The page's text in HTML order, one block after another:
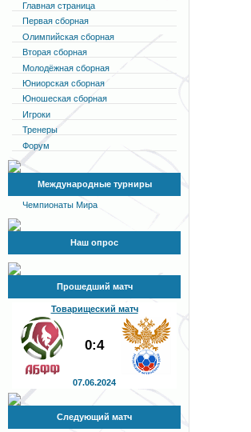
Главная страница
Первая сборная
Олимпийская сборная
Вторая сборная
Молодёжная сборная
Юниорская сборная
Юношеская сборная
Игроки
Тренеры
Форум
Международные турниры
Чемпионаты Мира
Наш опрос
Прошедший матч
Товарищеский матч
0:4
07.06.2024
Следующий матч